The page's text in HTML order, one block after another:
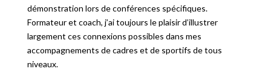
démonstration lors de conférences spécifiques.
Formateur et coach, j’ai toujours le plaisir d’illustrer
largement ces connexions possibles dans mes
accompagnements de cadres et de sportifs de tous
niveaux.